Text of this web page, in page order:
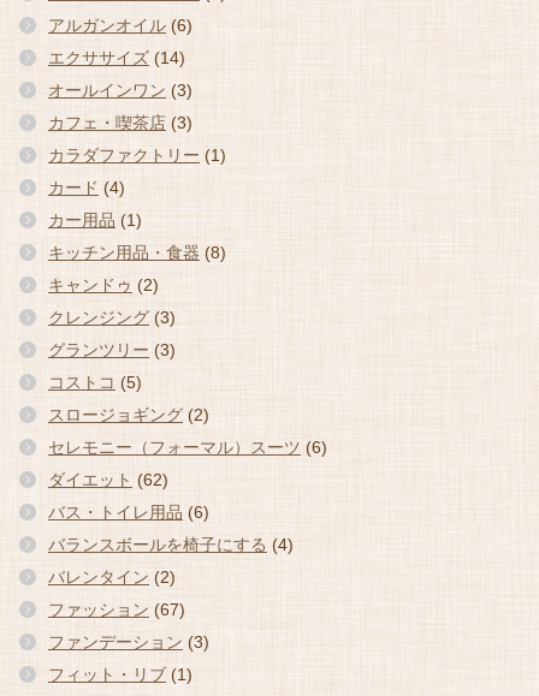
アルガンオイル (6)
エクササイズ (14)
オールインワン (3)
カフェ・喫茶店 (3)
カラダファクトリー (1)
カード (4)
カー用品 (1)
キッチン用品・食器 (8)
キャンドゥ (2)
クレンジング (3)
グランツリー (3)
コストコ (5)
スロージョギング (2)
セレモニー（フォーマル）スーツ (6)
ダイエット (62)
バス・トイレ用品 (6)
バランスボールを椅子にする (4)
バレンタイン (2)
ファッション (67)
ファンデーション (3)
フィット・リブ (1)